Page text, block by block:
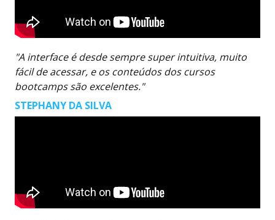
"A interface é desde sempre super intuitiva, muito
fácil de acessar, e os conteúdos dos cursos
bootcamps são excelentes."
STEPHANY DA SILVA